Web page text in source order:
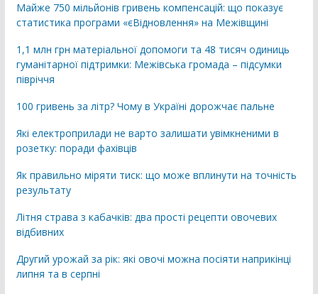
Майже 750 мільйонів гривень компенсацій: що показує
статистика програми «єВідновлення» на Межівщині
1,1 млн грн матеріальної допомоги та 48 тисяч одиниць
гуманітарної підтримки: Межівська громада – підсумки
півріччя
100 гривень за літр? Чому в Україні дорожчає пальне
Які електроприлади не варто залишати увімкненими в
розетку: поради фахівців
Як правильно міряти тиск: що може вплинути на точність
результату
Літня страва з кабачків: два прості рецепти овочевих
відбивних
Другий урожай за рік: які овочі можна посіяти наприкінці
липня та в серпні